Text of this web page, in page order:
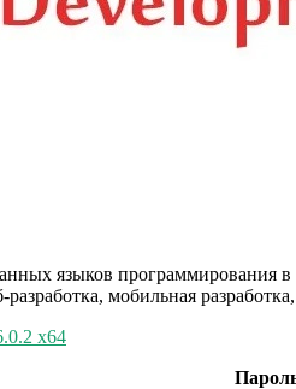
языков программирования
мобильная
x64